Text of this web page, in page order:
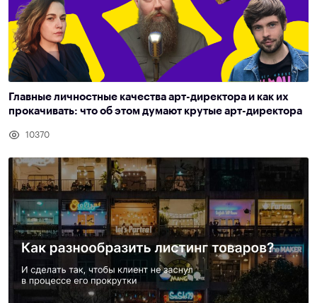
Главные личностные качества арт-директора и как их
прокачивать: что об этом думают крутые арт-директора
10370